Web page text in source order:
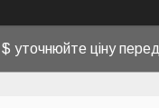
уточнюйте ціну